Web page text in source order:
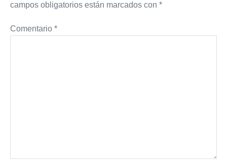
campos obligatorios están marcados con *
Comentario *